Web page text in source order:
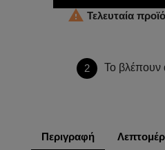
 Τελευταία
2 Το βλέπουν
Περιγραφή